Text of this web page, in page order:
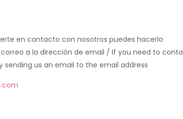
en contacto con nosotros puedes hacerlo
a la dirección de email / If you need to
sending us an email to the email address